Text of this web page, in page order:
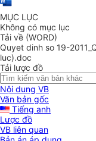
MỤC LỤC
Không có mục lục
Tải về (WORD)
Quyet dinh so 19-
luc).doc
Tải lược đồ
Nội dung VB
Văn bản gốc
Tiếng anh
Lược đồ
VB liên quan